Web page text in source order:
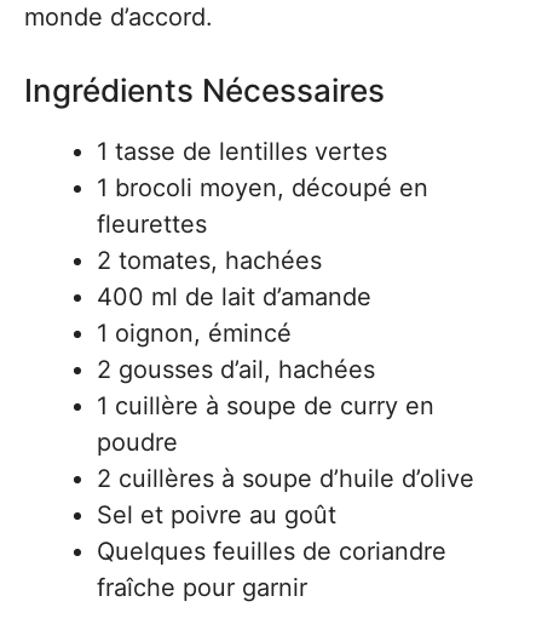
monde d’accord.
Ingrédients Nécessaires
1 tasse de lentilles vertes
1 brocoli moyen, découpé en
fleurettes
2 tomates, hachées
400 ml de lait d’amande
1 oignon, émincé
2 gousses d’ail, hachées
1 cuillère à soupe de curry en
poudre
2 cuillères à soupe d’huile d’olive
Sel et poivre au goût
Quelques feuilles de coriandre
fraîche pour garnir